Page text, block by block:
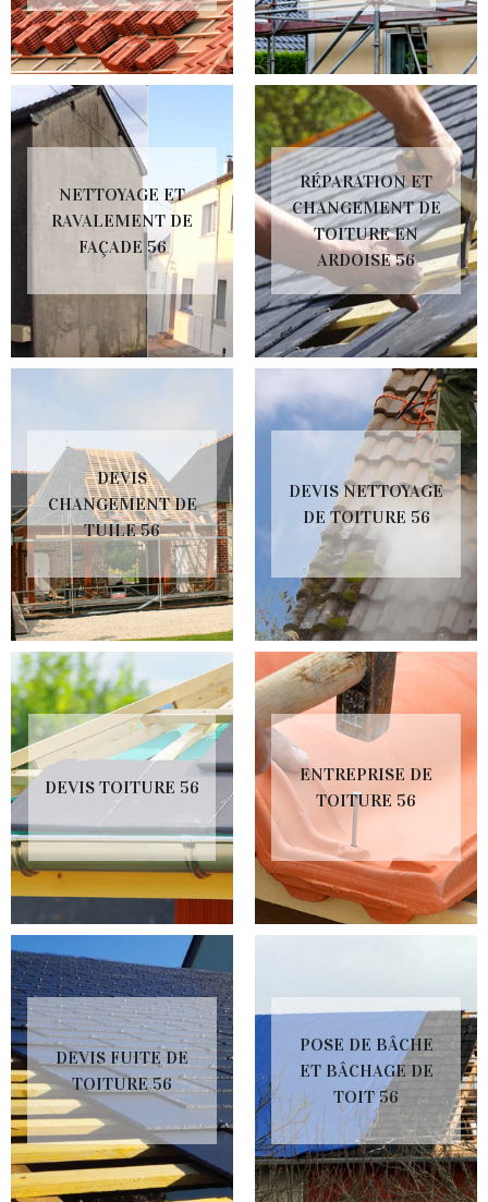
NETTOYAGE ET
RAVALEMENT DE
FAÇADE 56
RÉPARATION ET
CHANGEMENT DE
TOITURE EN
ARDOISE 56
DEVIS
CHANGEMENT DE
TUILE 56
DEVIS NETTOYAGE
DE TOITURE 56
DEVIS TOITURE 56
ENTREPRISE DE
TOITURE 56
DEVIS FUITE DE
TOITURE 56
POSE DE BÂCHE
ET BÂCHAGE DE
TOIT 56